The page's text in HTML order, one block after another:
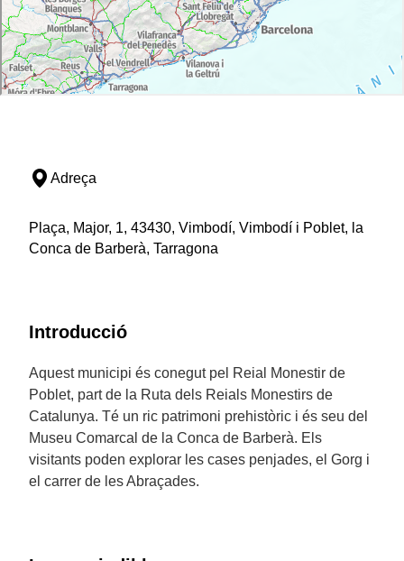
Adreça
Plaça, Major, 1, 43430, Vimbodí, Vimbodí i Poblet, la
Conca de Barberà, Tarragona
Introducció
Aquest municipi és conegut pel Reial Monestir de
Poblet, part de la Ruta dels Reials Monestirs de
Catalunya. Té un ric patrimoni prehistòric i és seu del
Museu Comarcal de la Conca de Barberà. Els
visitants poden explorar les cases penjades, el Gorg i
el carrer de les Abraçades.